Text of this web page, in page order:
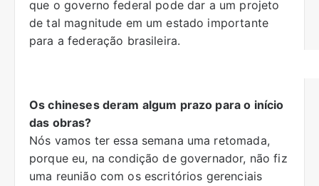
que o governo federal pode dar a um projeto
de tal magnitude em um estado importante
para a federação brasileira.
Os chineses deram algum prazo para o início
das obras?
Nós vamos ter essa semana uma retomada,
porque eu, na condição de governador, não fiz
uma reunião com os escritórios gerenciais